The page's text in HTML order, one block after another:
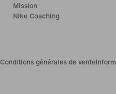
Mission
Nike Coaching
Conditions générales de vente